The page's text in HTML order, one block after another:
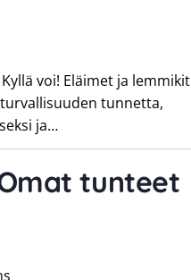
voi! Eläimet ja lemmikit
tunnetta,
ja…
tunteet